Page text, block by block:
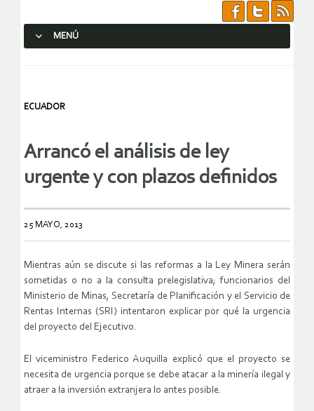
MENÚ
ECUADOR
Arrancó el análisis de ley
urgente y con plazos definidos
25 MAYO, 2013
Mientras aún se discute si las reformas a la Ley Minera serán
sometidas o no a la consulta prelegislativa; funcionarios del
Ministerio de Minas, Secretaría de Planificación y el Servicio de
Rentas Internas (SRI) intentaron explicar por qué la urgencia
del proyecto del Ejecutivo.
El viceministro Federico Auquilla explicó que el proyecto se
necesita de urgencia porque se debe atacar a la minería ilegal y
atraer a la inversión extranjera lo antes posible.